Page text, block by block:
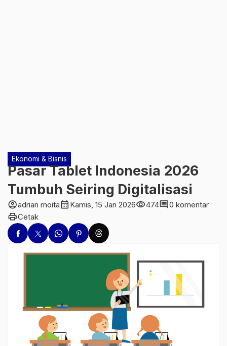
Ekonomi & Bisnis
Pasar Tablet Indonesia 2026
Tumbuh Seiring Digitalisasi
account_circleadrian moitacalendar_month Kamis, 15 Jan 2026visibility474comment0 komentar
printCetak